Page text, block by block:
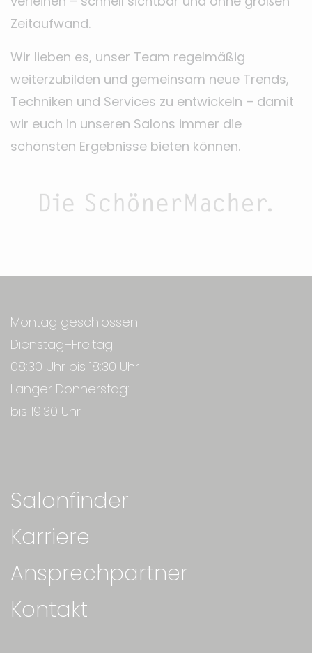
Zeitaufwand.
Wir lieben es, unser Team regelmäßig
weiterzubilden und gemeinsam neue Trends,
Techniken und Services zu entwickeln – damit
wir euch in unseren Salons immer die
schönsten Ergebnisse bieten können.
Montag geschlossen
Dienstag–Freitag:
08:30 Uhr bis 18:30 Uhr
Langer Donnerstag:
bis 19:30 Uhr
Salonfinder
Karriere
Ansprechpartner
Kontakt